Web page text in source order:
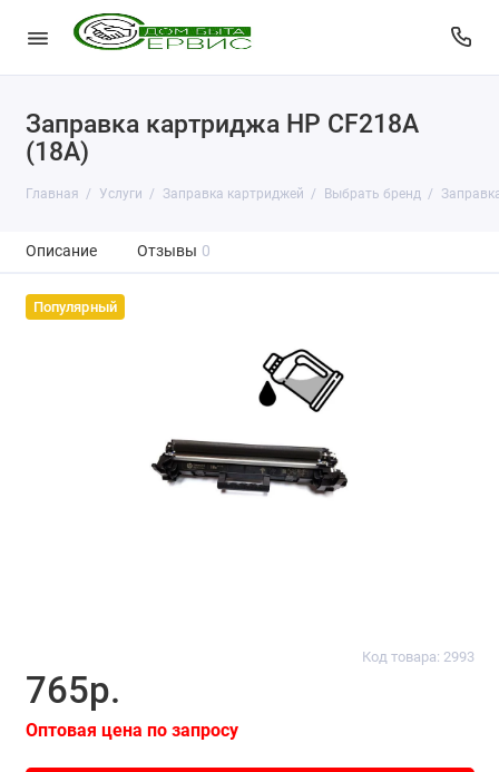
Заправка картриджа HP CF218A
(18A)
Главная Услуги Заправка картриджей Выбрать бренд
Описание Отзывы 0
Популярный
Код товара: 2993
765р.
Оптовая цена по запросу